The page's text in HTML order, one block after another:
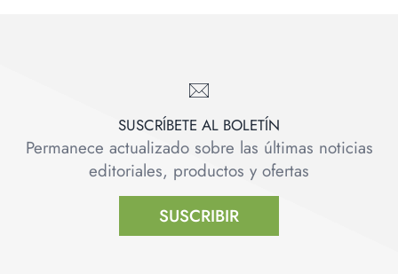
SUSCRÍBETE AL BOLETÍN
Permanece actualizado sobre las últimas noticias
editoriales, productos y ofertas
SUSCRIBIR